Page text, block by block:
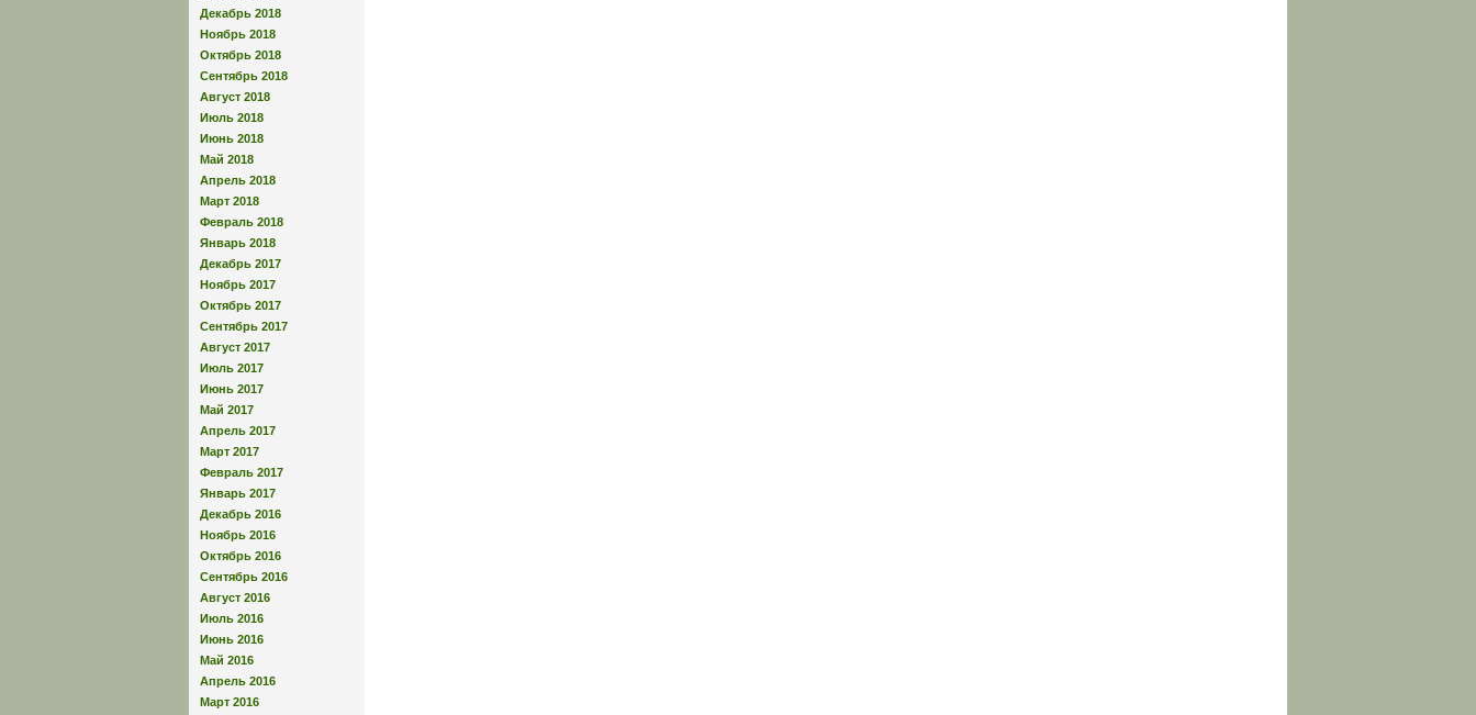
Декабрь 2018
Ноябрь 2018
Октябрь 2018
Сентябрь 2018
Август 2018
Июль 2018
Июнь 2018
Май 2018
Апрель 2018
Март 2018
Февраль 2018
Январь 2018
Декабрь 2017
Ноябрь 2017
Октябрь 2017
Сентябрь 2017
Август 2017
Июль 2017
Июнь 2017
Май 2017
Апрель 2017
Март 2017
Февраль 2017
Январь 2017
Декабрь 2016
Ноябрь 2016
Октябрь 2016
Сентябрь 2016
Август 2016
Июль 2016
Июнь 2016
Май 2016
Апрель 2016
Март 2016